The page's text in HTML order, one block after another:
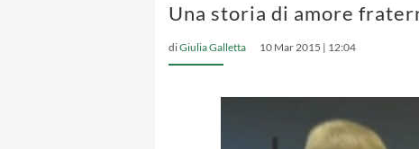
Una storia di amore
diGiulia Galletta 10 Mar 2015 | 12:04